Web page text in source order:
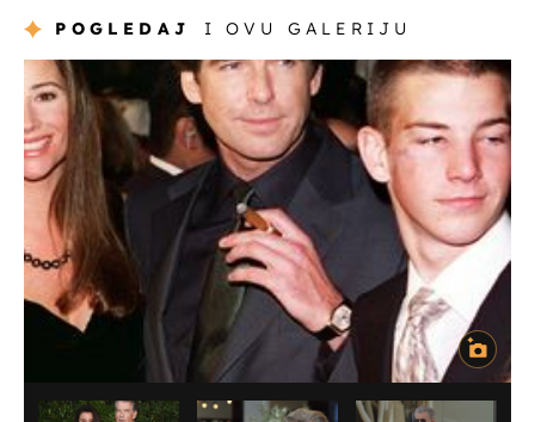
POGLEDAJ I OVU GALERIJU